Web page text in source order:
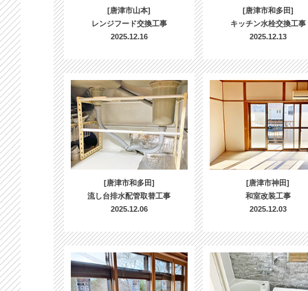
[唐津市山本]
レンジフード交換工事
2025.12.16
[唐津市和多田]
キッチン水栓交換工事
2025.12.13
[唐津市和多田]
流し台排水配管取替工事
2025.12.06
[唐津市神田]
和室改装工事
2025.12.03